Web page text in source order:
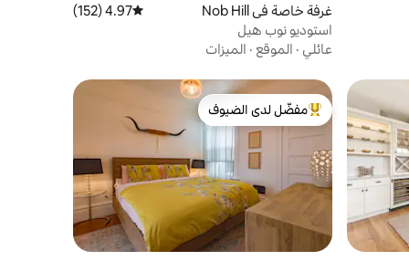
غرفة خاصة في Nob Hill متوسط التقييم 4.97 من 5، 152 مراجعات
4.97 (152)
استوديو نوب هيل
عائلي · الموقع · الميزات
من أبرز البيوت المفضّلة لدى الضيوف
مفضّل لدى الضيوف